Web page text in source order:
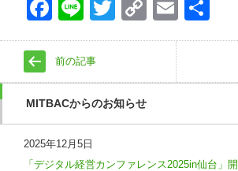
Face Line Twitt Copy Emai
前の記事
MITBACからのお知らせ
2025年12月5日
「デジタル経営カンファレンス2025in仙台」